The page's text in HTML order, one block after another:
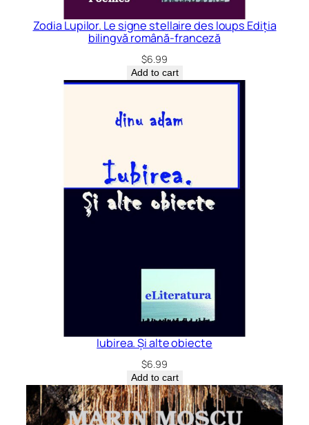
Zodia Lupilor. Le signe stellaire des loups Ediția
bilingvă română-franceză
$6.99
Add to cart
Iubirea. Și alte obiecte
$6.99
Add to cart